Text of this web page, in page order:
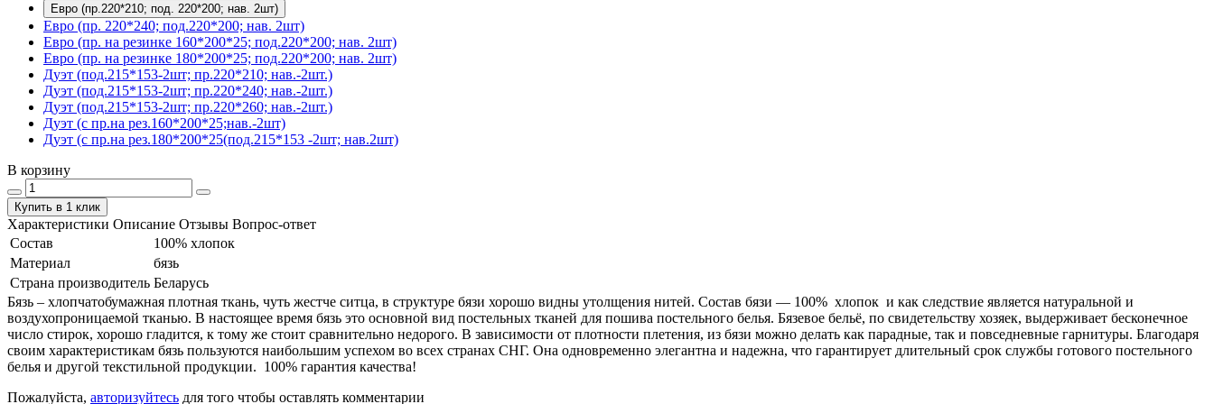
Евро (пр.220*210; под. 220*200; нав. 2шт)
Евро (пр. 220*240; под.220*200; нав. 2шт)
Евро (пр. на резинке 160*200*25; под.220*200; нав. 2шт)
Евро (пр. на резинке 180*200*25; под.220*200; нав. 2шт)
Дуэт (под.215*153-2шт; пр.220*210; нав.-2шт.)
Дуэт (под.215*153-2шт; пр.220*240; нав.-2шт.)
Дуэт (под.215*153-2шт; пр.220*260; нав.-2шт.)
Дуэт (с пр.на рез.160*200*25;нав.-2шт)
Дуэт (с пр.на рез.180*200*25(под.215*153 -2шт; нав.2шт)
В корзину
Купить в 1 клик
Характеристики Описание Отзывы Вопрос-ответ
Состав
100% хлопок
Материал
бязь
Страна производитель Беларусь
Бязь – хлопчатобумажная плотная ткань, чуть жестче ситца, в структуре бязи хорошо видны утолщения нитей. Состав бязи ― 100% хлопок и как следствие является натуральной и
воздухопроницаемой тканью. В настоящее время бязь это основной вид постельных тканей для пошива постельного белья. Бязевое бельё, по свидетельству хозяек, выдерживает бесконечное
число стирок, хорошо гладится, к тому же стоит сравнительно недорого. В зависимости от плотности плетения, из бязи можно делать как парадные, так и повседневные гарнитуры. Благодаря
своим характеристикам бязь пользуются наибольшим успехом во всех странах СНГ. Она одновременно элегантна и надежна, что гарантирует длительный срок службы готового постельного
белья и другой текстильной продукции. 100% гарантия качества!
Пожалуйста, авторизуйтесь для того чтобы оставлять комментарии